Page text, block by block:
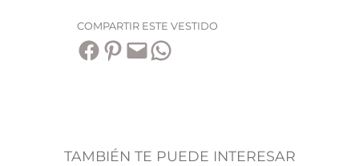
COMPARTIR ESTE VESTIDO
Compartir en Facebook Compartir en Pinterest Envía esta página por correo electrónico Compartir en WhatsApp
TAMBIÉN TE PUEDE INTERESAR